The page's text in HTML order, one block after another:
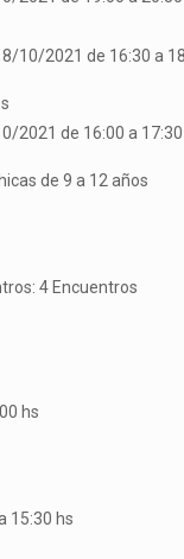
10/2021 de 16:30 a
2021 de 16:00 a
de 9 a 12 años
4 Encuentros
hs
15:30 hs